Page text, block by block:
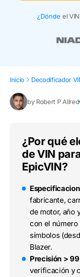
¿Dónde el
Inicio Decodificador
by Robert P Allred
¿Por qué
de VIN
EpicVIN?
fabricante,
de motor, año
con el
símbolos
Blazer.
Precisión >
verificación y